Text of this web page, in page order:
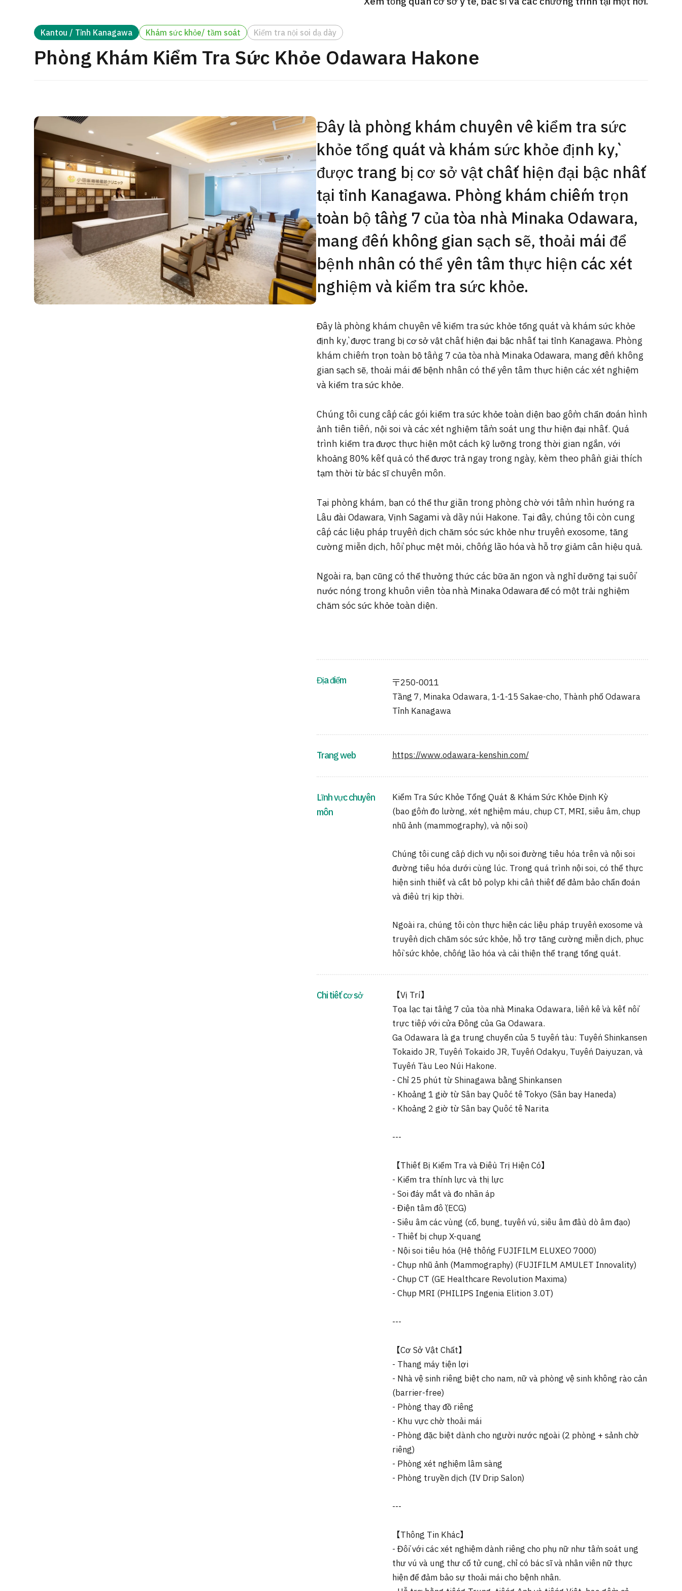
Tiếng Nhật Tiếng Anh Tiếng Trung Quốc Tiếng Việt
Liên hệ
tâm kiểm tra sức khỏe tổng quát
2026.01.12
Gói dịch vụ ý kiến y tế thứ hai cho
Kantou / Tỉnh Kanagawa Khám sức khỏe/ tầm soát Kiểm tra nội soi dạ dày
Phòng Khám Kiểm Tra Sức Khỏe Odawara Hakone
Đây là phòng khám chuyên về kiểm tra sức
khỏe tổng quát và khám sức khỏe định kỳ,
được trang bị cơ sở vật chất hiện đại bậc nhất
tại tỉnh Kanagawa. Phòng khám chiếm trọn
toàn bộ tầng 7 của tòa nhà Minaka Odawara,
mang đến không gian sạch sẽ, thoải mái để
bệnh nhân có thể yên tâm thực hiện các xét
nghiệm và kiểm tra sức khỏe.
Đây là phòng khám chuyên về kiểm tra sức khỏe tổng quát và khám sức khỏe
định kỳ, được trang bị cơ sở vật chất hiện đại bậc nhất tại tỉnh Kanagawa. Phòng
khám chiếm trọn toàn bộ tầng 7 của tòa nhà Minaka Odawara, mang đến không
gian sạch sẽ, thoải mái để bệnh nhân có thể yên tâm thực hiện các xét nghiệm
và kiểm tra sức khỏe.
Chúng tôi cung cấp các gói kiểm tra sức khỏe toàn diện bao gồm chẩn đoán hình
ảnh tiên tiến, nội soi và các xét nghiệm tầm soát ung thư hiện đại nhất. Quá
trình kiểm tra được thực hiện một cách kỹ lưỡng trong thời gian ngắn, với
khoảng 80% kết quả có thể được trả ngay trong ngày, kèm theo phần giải thích
tạm thời từ bác sĩ chuyên môn.
Tại phòng khám, bạn có thể thư giãn trong phòng chờ với tầm nhìn hướng ra
Lâu đài Odawara, Vịnh Sagami và dãy núi Hakone. Tại đây, chúng tôi còn cung
cấp các liệu pháp truyền dịch chăm sóc sức khỏe như truyền exosome, tăng
cường miễn dịch, hồi phục mệt mỏi, chống lão hóa và hỗ trợ giảm cân hiệu quả.
Ngoài ra, bạn cũng có thể thưởng thức các bữa ăn ngon và nghỉ dưỡng tại suối
nước nóng trong khuôn viên tòa nhà Minaka Odawara để có một trải nghiệm
chăm sóc sức khỏe toàn diện.
Địa điểm
〒250-0011
Tầng 7, Minaka Odawara, 1-1-15 Sakae-cho, Thành phố Odawara
Tỉnh Kanagawa
Trang web https://www.odawara-kenshin.com/
Lĩnh vực chuyên
môn
Kiểm Tra Sức Khỏe Tổng Quát & Khám Sức Khỏe Định Kỳ
(bao gồm đo lường, xét nghiệm máu, chụp CT, MRI, siêu âm, chụp
nhũ ảnh (mammography), và nội soi)
Chúng tôi cung cấp dịch vụ nội soi đường tiêu hóa trên và nội soi
đường tiêu hóa dưới cùng lúc. Trong quá trình nội soi, có thể thực
hiện sinh thiết và cắt bỏ polyp khi cần thiết để đảm bảo chẩn đoán
và điều trị kịp thời.
Ngoài ra, chúng tôi còn thực hiện các liệu pháp truyền exosome và
truyền dịch chăm sóc sức khỏe, hỗ trợ tăng cường miễn dịch, phục
hồi sức khỏe, chống lão hóa và cải thiện thể trạng tổng quát.
Chi tiết cơ sở
【Vị Trí】
Tọa lạc tại tầng 7 của tòa nhà Minaka Odawara, liền kề và kết nối
trực tiếp với cửa Đông của Ga Odawara.
Ga Odawara là ga trung chuyển của 5 tuyến tàu: Tuyến Shinkansen
Tokaido JR, Tuyến Tokaido JR, Tuyến Odakyu, Tuyến Daiyuzan, và
Tuyến Tàu Leo Núi Hakone.
- Chỉ 25 phút từ Shinagawa bằng Shinkansen
- Khoảng 1 giờ từ Sân bay Quốc tế Tokyo (Sân bay Haneda)
- Khoảng 2 giờ từ Sân bay Quốc tế Narita
---
【Thiết Bị Kiểm Tra và Điều Trị Hiện Có】
- Kiểm tra thính lực và thị lực
- Soi đáy mắt và đo nhãn áp
- Điện tâm đồ (ECG)
- Siêu âm các vùng (cổ, bụng, tuyến vú, siêu âm đầu dò âm đạo)
- Thiết bị chụp X-quang
- Nội soi tiêu hóa (Hệ thống FUJIFILM ELUXEO 7000)
- Chụp nhũ ảnh (Mammography) (FUJIFILM AMULET Innovality)
- Chụp CT (GE Healthcare Revolution Maxima)
- Chụp MRI (PHILIPS Ingenia Elition 3.0T)
---
【Cơ Sở Vật Chất】
- Thang máy tiện lợi
- Nhà vệ sinh riêng biệt cho nam, nữ và phòng vệ sinh không rào cản
(barrier-free)
- Phòng thay đồ riêng
- Khu vực chờ thoải mái
- Phòng đặc biệt dành cho người nước ngoài (2 phòng + sảnh chờ
riêng)
- Phòng xét nghiệm lâm sàng
- Phòng truyền dịch (IV Drip Salon)
---
【Thông Tin Khác】
- Đối với các xét nghiệm dành riêng cho phụ nữ như tầm soát ung
thư vú và ung thư cổ tử cung, chỉ có bác sĩ và nhân viên nữ thực
hiện để đảm bảo sự thoải mái cho bệnh nhân.